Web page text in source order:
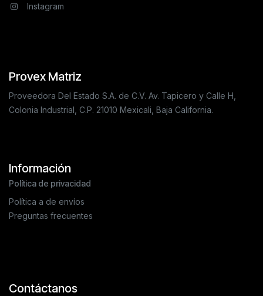
Instagram
Provex Matriz
Proveedora Del Estado S.A. de C.V. Av. Tapicero y Calle H,
Colonia Industrial, C.P. 21010 Mexicali, Baja California.
Información
Política de privacidad
Política a de envíos
Preguntas frecuentes
Contáctanos